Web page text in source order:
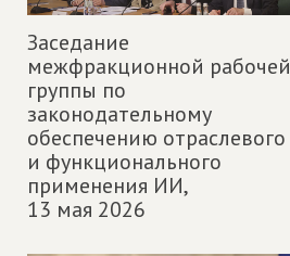
Заседание
межфракционной рабочей
группы по
законодательному
обеспечению отраслевого
и функционального
применения ИИ,
13 мая 2026